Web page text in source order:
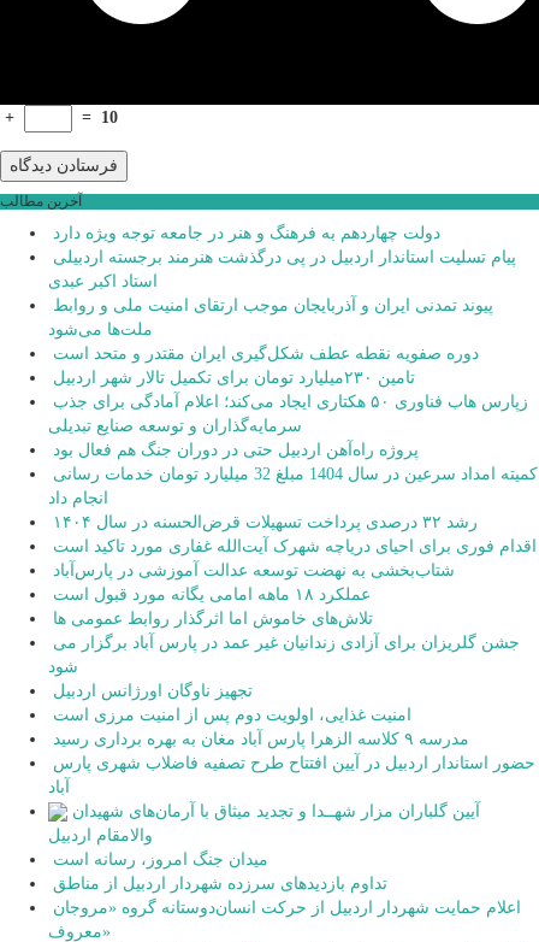
+ = 10
آخرین مطالب
دولت چهاردهم به فرهنگ و هنر در جامعه توجه ویژه دارد
استاد اکبر عبدی
ملت‌ها می‌شود
دوره صفویه نقطه عطف شکل‌گیری ایران مقتدر و متحد است
تامین ۲۳۰میلیارد تومان برای تکمیل تالار شهر اردبیل
سرمایه‌گذاران و توسعه صنایع تبدیلی
پروژه راه‌آهن اردبیل حتی در دوران جنگ هم فعال بود
انجام داد
رشد ۳۲ درصدی پرداخت تسهیلات قرض‌الحسنه در سال ۱۴۰۴
اقدام فوری برای احیای دریاچه شهرک آیت‌الله غفاری مورد تاکید است
شتاب‌بخشی به نهضت توسعه عدالت آموزشی در پارس‌آباد
عملکرد ۱۸ ماهه امامی یگانه مورد قبول است
تلاش‌های خاموش اما اثرگذار روابط عمومی ها
شود
تجهیز ناوگان اورژانس اردبیل
امنیت غذایی، اولویت دوم پس از امنیت مرزی است
مدرسه ۹ کلاسه الزهرا پارس آباد مغان به بهره برداری رسید
آباد
والامقام اردبیل
میدان جنگ امروز، رسانه است
تداوم بازدیدهای سرزده شهردار اردبیل از مناطق
معروف»